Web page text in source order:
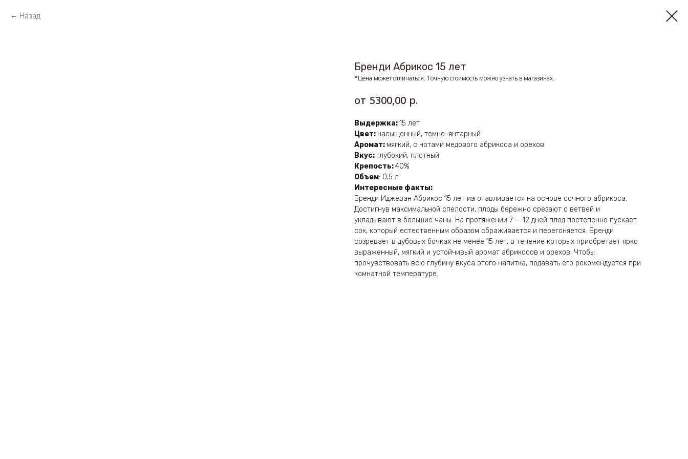
Назад
Бренди Абрикос 15 лет
*Цена может отличаться. Точную стоимость можно узнать в магазинах.
5300,00 р.
Выдержка:15 лет
Цвет: насыщенный, темно-янтарный
Аромат: мягкий, с нотами медового абрикоса и орехов
Вкус: глубокий, плотный
Крепость:40%
Объем: 0,5 л
Интересные факты:
Бренди Иджеван Абрикос 15 лет изготавливается на основе сочного абрикоса.
Достигнув максимальной спелости, плоды бережно срезают с ветвей и
укладывают в большие чаны. На протяжении 7 — 12 дней плод постепенно пускает
сок, который естественным образом сбраживается и перегоняется. Бренди
созревает в дубовых бочках не менее 15 лет, в течение которых приобретает ярко
выраженный, мягкий и устойчивый аромат абрикосов и орехов. Чтобы
прочувствовать всю глубину вкуса этого напитка, подавать его рекомендуется при
комнатной температуре.